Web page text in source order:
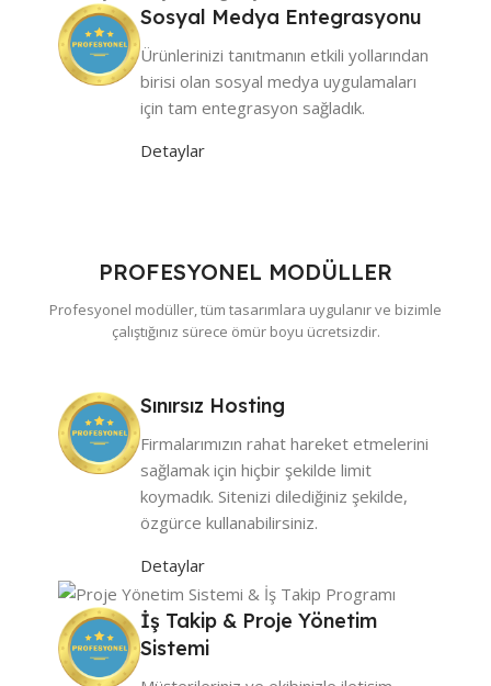
Sosyal Medya Entegrasyonu
Ürünlerinizi tanıtmanın etkili yollarından
birisi olan sosyal medya uygulamaları
için tam entegrasyon sağladık.
Detaylar
PROFESYONEL MODÜLLER
Profesyonel modüller, tüm tasarımlara uygulanır ve bizimle
çalıştığınız sürece ömür boyu ücretsizdir.
Sınırsız Hosting
Firmalarımızın rahat hareket etmelerini
sağlamak için hiçbir şekilde limit
koymadık. Sitenizi dilediğiniz şekilde,
özgürce kullanabilirsiniz.
Detaylar
İş Takip & Proje Yönetim
Sistemi